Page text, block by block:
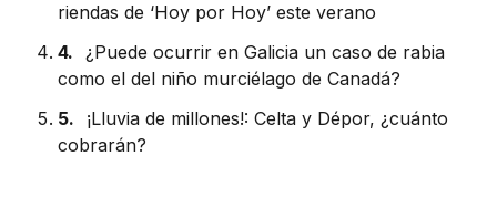
riendas de ‘Hoy por Hoy’ este verano
4. ¿Puede ocurrir en Galicia un caso de rabia
como el del niño murciélago de Canadá?
5.
¡Lluvia de millones!: Celta y Dépor, ¿cuánto
cobrarán?